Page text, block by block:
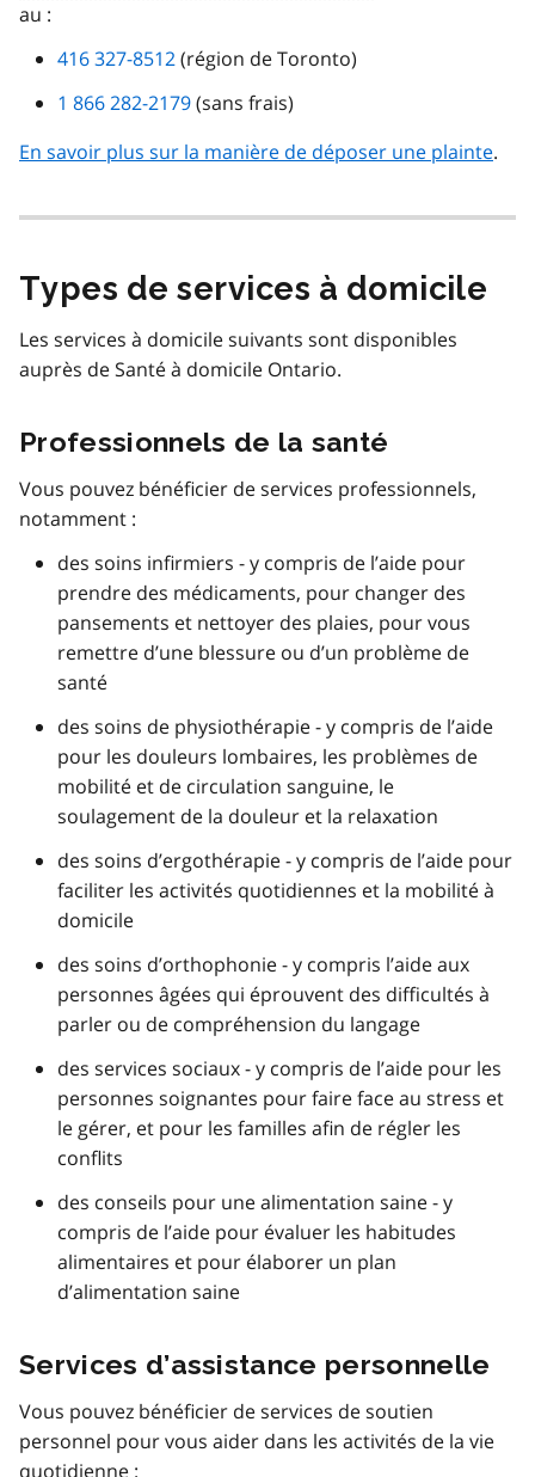
au :
416 327-8512(région de Toronto)
1 866 282-2179(sans frais)
En savoir plus sur la manière de déposer une plainte.
Types de services à domicile
Les services à domicile suivants sont disponibles
auprès de Santé à domicile Ontario.
Professionnels de la santé
Vous pouvez bénéficier de services professionnels,
notamment :
des soins infirmiers - y compris de l’aide pour
prendre des médicaments, pour changer des
pansements et nettoyer des plaies, pour vous
remettre d’une blessure ou d’un problème de
santé
des soins de physiothérapie - y compris de l’aide
pour les douleurs lombaires, les problèmes de
mobilité et de circulation sanguine, le
soulagement de la douleur et la relaxation
des soins d’ergothérapie - y compris de l’aide pour
faciliter les activités quotidiennes et la mobilité à
domicile
des soins d’orthophonie - y compris l’aide aux
personnes âgées qui éprouvent des difficultés à
parler ou de compréhension du langage
des services sociaux - y compris de l’aide pour les
personnes soignantes pour faire face au stress et
le gérer, et pour les familles afin de régler les
conflits
des conseils pour une alimentation saine - y
compris de l’aide pour évaluer les habitudes
alimentaires et pour élaborer un plan
d’alimentation saine
Services d’assistance personnelle
Vous pouvez bénéficier de services de soutien
personnel pour vous aider dans les activités de la vie
quotidienne :